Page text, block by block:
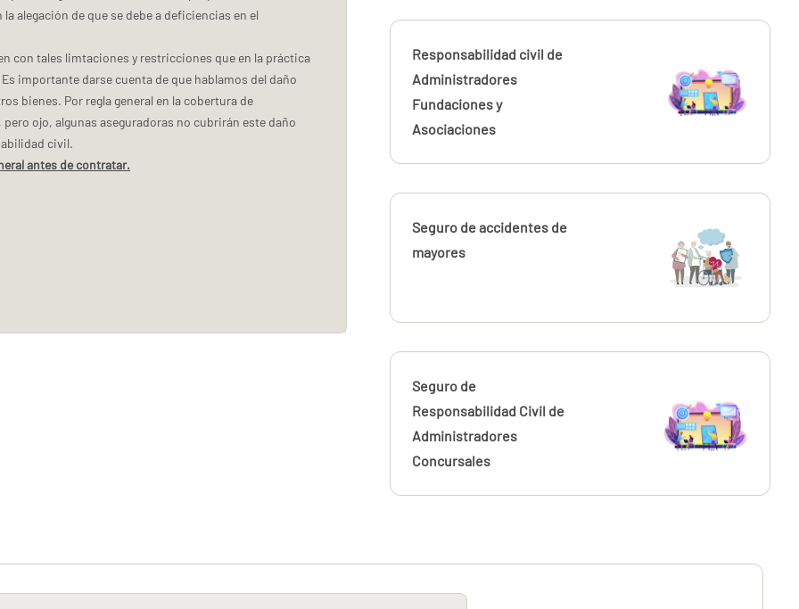
alegación de que se debe a deficiencias en el
con tales limtaciones y restricciones que en la práctica
importante darse cuenta de que hablamos del daño
bienes. Por regla general en la cobertura de
ojo, algunas aseguradoras no cubrirán este daño
civil.
antes de contratar.
Responsabilidad civil de
Administradores
Fundaciones y
Asociaciones
Seguro de accidentes de
mayores
Seguro de
Responsabilidad Civil de
Administradores
Concursales